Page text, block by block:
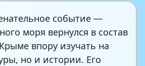
событие —
моря вернулся в состав
впору изучать на
но и истории. Его